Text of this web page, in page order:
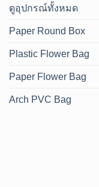
ดูอุปกรณ์ทั้งหมด
Paper Round Box
Plastic Flower Bag
Paper Flower Bag
Arch PVC Bag